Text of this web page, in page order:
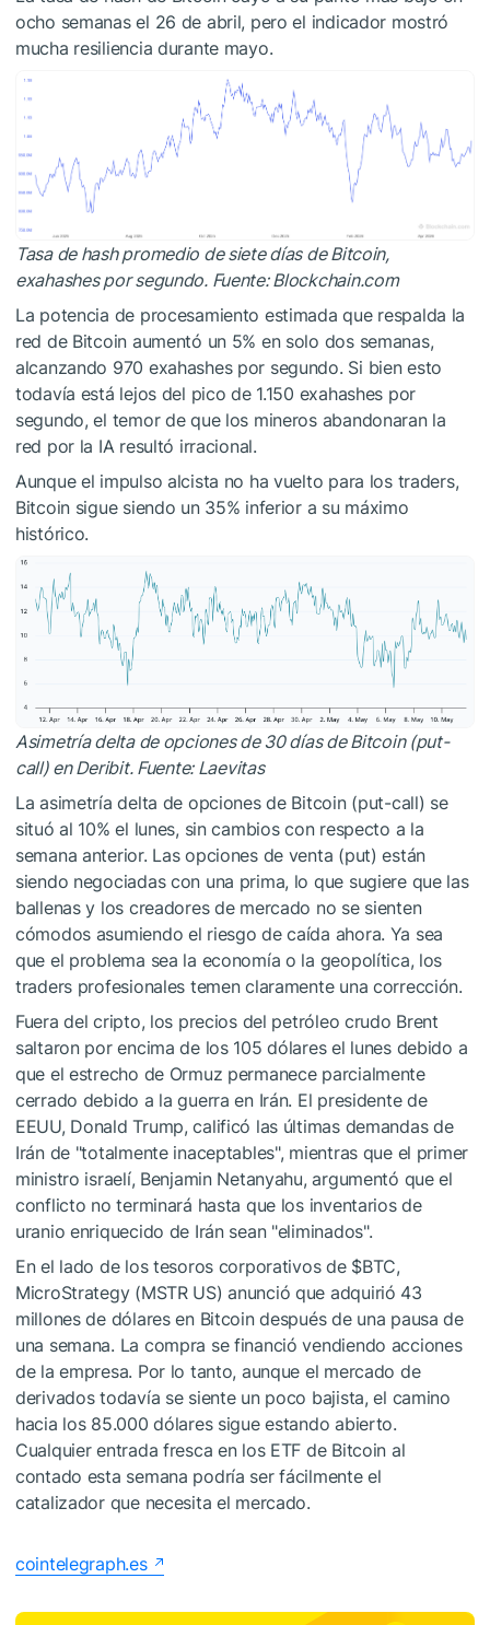
ocho semanas el 26 de abril, pero el indicador mostró
mucha resiliencia durante mayo.
Tasa de hash promedio de siete días de Bitcoin,
exahashes por segundo. Fuente: Blockchain.com
La potencia de procesamiento estimada que respalda la
red de Bitcoin aumentó un 5% en solo dos semanas,
alcanzando 970 exahashes por segundo. Si bien esto
todavía está lejos del pico de 1.150 exahashes por
segundo, el temor de que los mineros abandonaran la
red por la IA resultó irracional.
Aunque el impulso alcista no ha vuelto para los traders,
Bitcoin sigue siendo un 35% inferior a su máximo
histórico.
Asimetría delta de opciones de 30 días de Bitcoin (put-
call) en Deribit. Fuente: Laevitas
La asimetría delta de opciones de Bitcoin (put-call) se
situó al 10% el lunes, sin cambios con respecto a la
semana anterior. Las opciones de venta (put) están
siendo negociadas con una prima, lo que sugiere que las
ballenas y los creadores de mercado no se sienten
cómodos asumiendo el riesgo de caída ahora. Ya sea
que el problema sea la economía o la geopolítica, los
traders profesionales temen claramente una corrección.
Fuera del cripto, los precios del petróleo crudo Brent
saltaron por encima de los 105 dólares el lunes debido a
que el estrecho de Ormuz permanece parcialmente
cerrado debido a la guerra en Irán. El presidente de
EEUU, Donald Trump, calificó las últimas demandas de
Irán de "totalmente inaceptables", mientras que el primer
ministro israelí, Benjamin Netanyahu, argumentó que el
conflicto no terminará hasta que los inventarios de
uranio enriquecido de Irán sean "eliminados".
En el lado de los tesoros corporativos de $BTC,
MicroStrategy (MSTR US) anunció que adquirió 43
millones de dólares en Bitcoin después de una pausa de
una semana. La compra se financió vendiendo acciones
de la empresa. Por lo tanto, aunque el mercado de
derivados todavía se siente un poco bajista, el camino
hacia los 85.000 dólares sigue estando abierto.
Cualquier entrada fresca en los ETF de Bitcoin al
contado esta semana podría ser fácilmente el
catalizador que necesita el mercado.
cointelegraph.es